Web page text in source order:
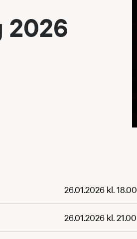
2026
26.01.2026 kl. 18.00
26.01.2026 kl. 21.00